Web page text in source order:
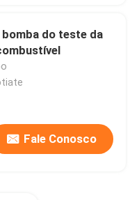
bomba do teste da
Fale Conosco